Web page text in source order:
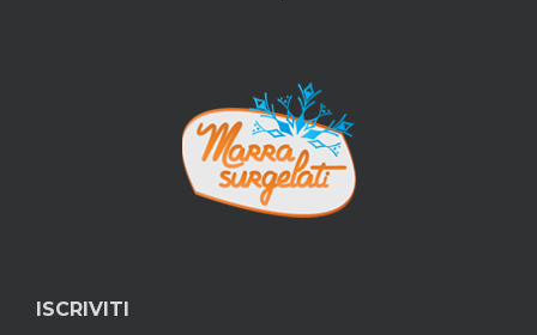
ISCRIVITI